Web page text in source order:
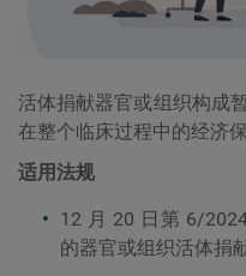
活体捐献器官或组织构成
在整个临床过程中的经济
适用法规
12 月 20 日第 6/
的器官或组织活体捐